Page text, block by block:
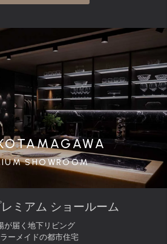
SHOWROOM
ミアム ショールーム
が届く地下リビング
ーメイドの都市住宅